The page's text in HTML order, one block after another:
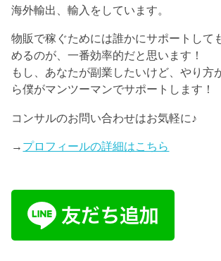
海外輸出、輸入をしています。
物販で稼ぐためには誰かにサポートして
めるのが、一番効率的だと思います！
もし、あなたが副業したいけど、やり方
ら僕がマンツーマンでサポートします！
コンサルのお問い合わせはお気軽に♪
→ プロフィールの詳細はこちら